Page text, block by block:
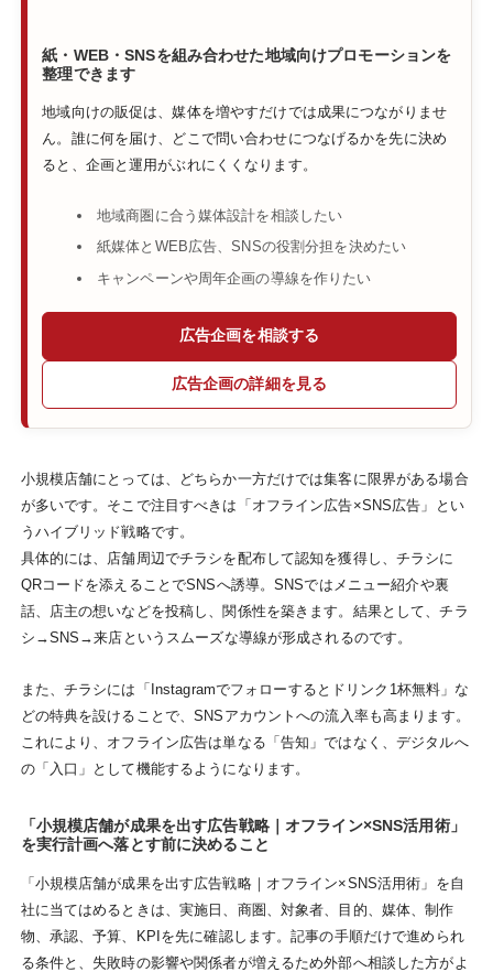
紙・WEB・SNSを組み合わせた地域向けプロモーションを
整理できます
地域向けの販促は、媒体を増やすだけでは成果につながりませ
ん。誰に何を届け、どこで問い合わせにつなげるかを先に決め
ると、企画と運用がぶれにくくなります。
地域商圏に合う媒体設計を相談したい
紙媒体とWEB広告、SNSの役割分担を決めたい
キャンペーンや周年企画の導線を作りたい
広告企画を相談する
広告企画の詳細を見る
小規模店舗にとっては、どちらか一方だけでは集客に限界がある場合
が多いです。そこで注目すべきは「オフライン広告×SNS広告」とい
うハイブリッド戦略です。
具体的には、店舗周辺でチラシを配布して認知を獲得し、チラシに
QRコードを添えることでSNSへ誘導。SNSではメニュー紹介や裏
話、店主の想いなどを投稿し、関係性を築きます。結果として、チラ
シ→SNS→来店というスムーズな導線が形成されるのです。
また、チラシには「Instagramでフォローするとドリンク1杯無料」な
どの特典を設けることで、SNSアカウントへの流入率も高まります。
これにより、オフライン広告は単なる「告知」ではなく、デジタルへ
の「入口」として機能するようになります。
「小規模店舗が成果を出す広告戦略｜オフライン×SNS活用術」
を実行計画へ落とす前に決めること
「小規模店舗が成果を出す広告戦略｜オフライン×SNS活用術」を自
社に当てはめるときは、実施日、商圏、対象者、目的、媒体、制作
物、承認、予算、KPIを先に確認します。記事の手順だけで進められ
る条件と、失敗時の影響や関係者が増えるため外部へ相談した方がよ